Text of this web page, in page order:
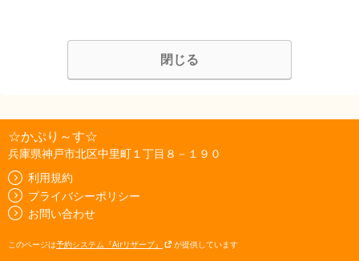
閉じる
☆かぷり～す☆
兵庫県神戸市北区中里町１丁目８－１９０
利用規約
プライバシーポリシー
お問い合わせ
このページは予約システム『Airリザーブ』 が提供しています